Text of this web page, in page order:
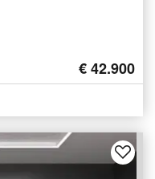
€ 42.900